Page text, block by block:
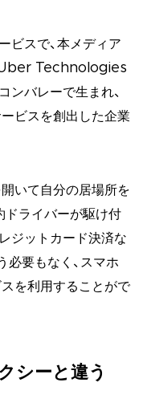
ビスで、本メディア
Uber Technologies
ンバレーで生まれ、
ビスを創出した企業
いて自分の居場所を
ドライバーが駆け付
ジットカード決済な
必要もなく、スマホ
を利用することがで
シーと違う